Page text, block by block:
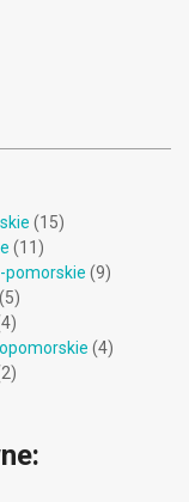
(15)
(11)
pomorskie (9)
(5)
(4)